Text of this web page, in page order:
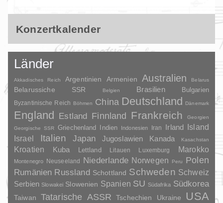
Konzertkalender
Länder
Akkadisches Reich Argentinien Armenien Australien Belarus
Belarussiche SSR Belgien Brasilien Bulgarien
Byzantinische Reich Böhmen China Deutschland Dänemark
England Estland Finnland Frankreich
Georgien
Georgische SSR
Griechenland Indien Indonesien Iran Irland
Island
Israel
Italien Japan Jugoslawien Kanada Kasachstan
Kroatien Kuba Lettland Litauen Luxemburg Marokko
Montenegro Neuseeland Niederlande Norwegen Peru
Polen
Rumänien Russland Schottland Schweden Schweiz
Serbien Slowakei Slowenien Spanien SU Südafrika Südkorea
Taiwan Tatarische ASSR Tschechien Ukraine USA